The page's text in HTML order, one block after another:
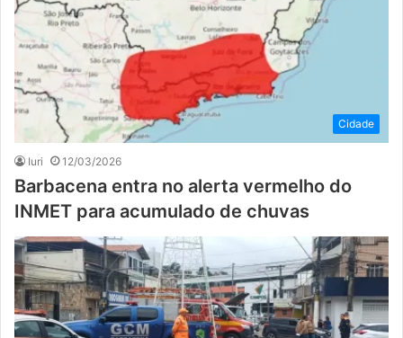
Cidade
Iuri 12/03/2026
Barbacena entra no alerta vermelho do
INMET para acumulado de chuvas